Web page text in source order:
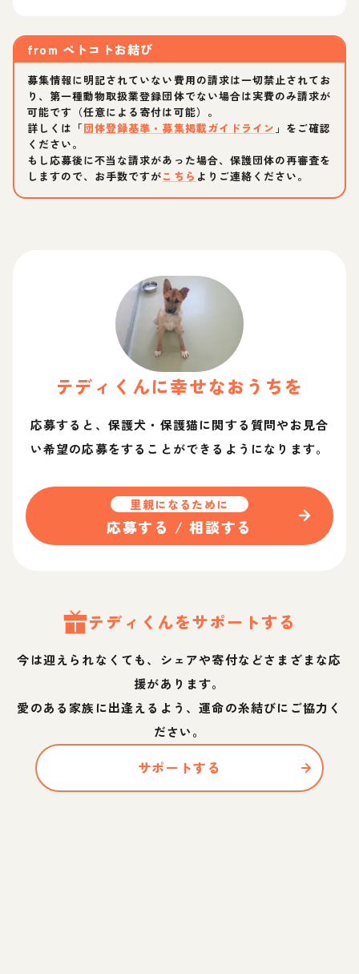
from ペトコトお結び
募集情報に明記されていない費用の請求は一切禁止されてお
り、第一種動物取扱業登録団体でない場合は実費のみ請求が
可能です（任意による寄付は可能）。
詳しくは「団体登録基準・募集掲載ガイドライン 」をご確認
ください。
もし応募後に不当な請求があった場合、保護団体の再審査を
しますので、お手数ですがこちら よりご連絡ください。
テディ くんに幸せなおうちを
応募すると、保護犬・保護猫に関する質問やお見合
い希望の応募をすることができるようになります。
里親になるために
応募する / 相談する
テディ くんをサポートする
今は迎えられなくても、シェアや寄付などさまざまな応
援があります。
愛のある家族に出逢えるよう、運命の糸結びにご協力く
ださい。
サポートする